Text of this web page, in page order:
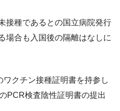
接種であるとの国立病院発行
場合も入国後の隔離はなしに
クチン接種証明書を持参し
PCR検査陰性証明書の提出